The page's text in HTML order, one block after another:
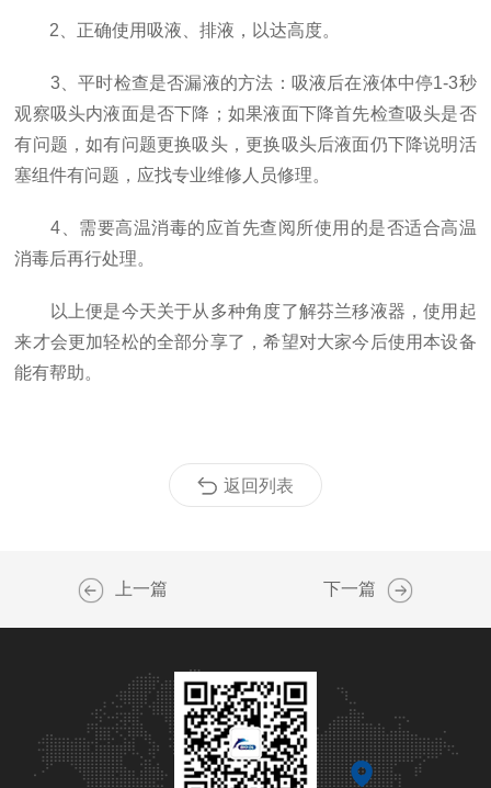
2、正确使用吸液、排液，以达高度。
3、平时检查是否漏液的方法：吸液后在液体中停1-3秒
观察吸头内液面是否下降；如果液面下降首先检查吸头是否
有问题，如有问题更换吸头，更换吸头后液面仍下降说明活
塞组件有问题，应找专业维修人员修理。
4、需要高温消毒的应首先查阅所使用的是否适合高温
消毒后再行处理。
以上便是今天关于从多种角度了解芬兰移液器，使用起
来才会更加轻松的全部分享了，希望对大家今后使用本设备
能有帮助。
返回列表
上一篇 下一篇